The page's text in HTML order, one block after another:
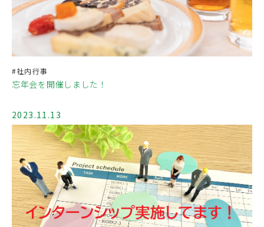
#社内行事
忘年会を開催しました！
2023.11.13